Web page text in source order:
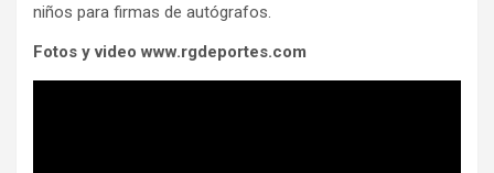
niños para firmas de autógrafos.
Fotos y video www.rgdeportes.com